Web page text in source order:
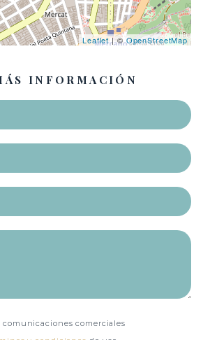
Leaflet| ©OpenStreetMap
INFORMACIÓN
comerciales